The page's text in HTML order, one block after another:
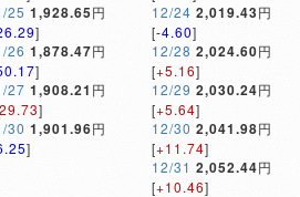
25 1,928.65円
]
26 1,878.47円
]
27 1,908.21 円
]
30 1,901.96円
]
12/24 2,019.43円
[-4.60]
12/28 2,024.60円
[+5.16]
12/29 2,030.24円
[+5.64]
12/30 2,041.98円
[+11.74]
12/31 2,052.44円
[+10.46]